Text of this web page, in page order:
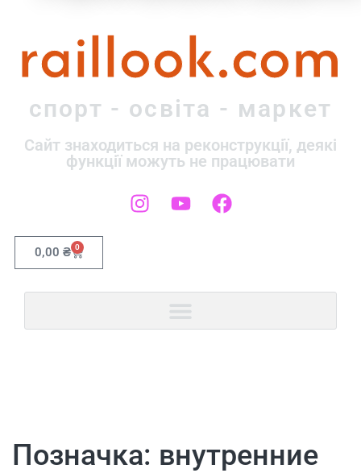
raillook.com
спорт - освіта - маркет
Сайт знаходиться на реконструкції, деякі
функції можуть не працювати
0,00 ₴ 0
Позначка: внутренние